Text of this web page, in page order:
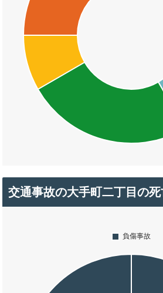
交通事故の大手町二丁目の